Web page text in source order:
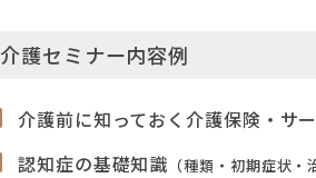
介護セミナー内容例
介護前に知っておく介護保険・サ
認知症の基礎知識 （種類・初期症状・